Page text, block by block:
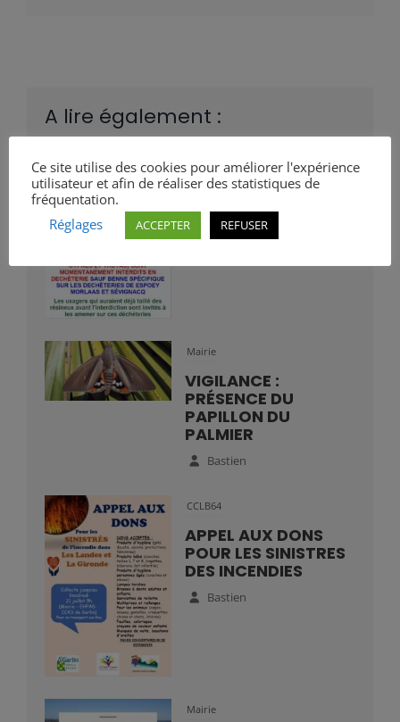
A lire également :
ALERTE VIGILANCE :
Bastien
Mairie
VIGILANCE :
PRÉSENCE DU
PAPILLON DU
PALMIER
Bastien
CCLB64
APPEL AUX DONS
POUR LES SINISTRES
DES INCENDIES
Bastien
Mairie
Ce site utilise des cookies pour améliorer l'expérience
utilisateur et afin de réaliser des statistiques de
fréquentation.
Réglages
ACCEPTER REFUSER